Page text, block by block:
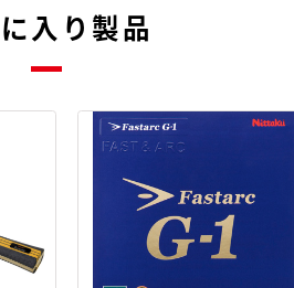
入り製品